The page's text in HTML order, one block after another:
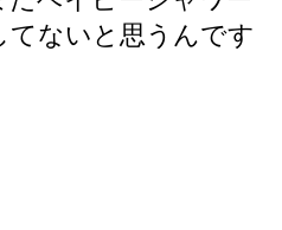
てないと思うんです